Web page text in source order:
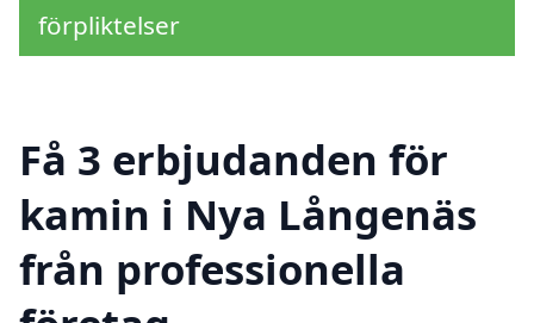
förpliktelser
Få 3 erbjudanden för
kamin i Nya Långenäs
från professionella